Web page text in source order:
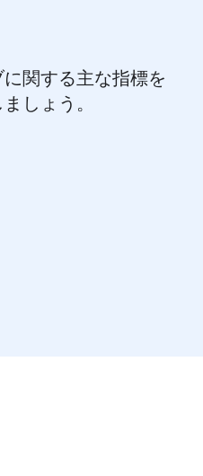
関する主な指標を
しょう。